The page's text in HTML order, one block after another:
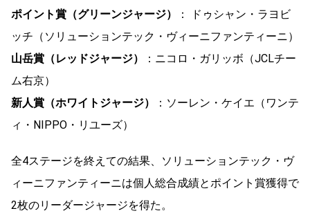
ポイント賞（グリーンジャージ）
： ドゥシャン・ラヨビ
ッチ（ソリューションテック・ヴィーニファンティーニ）
山岳賞（レッドジャージ）
：ニコロ・ガリッボ（JCLチー
ム右京）
新人賞（ホワイトジャージ）
：ソーレン・ケイエ（ワンテ
ィ・NIPPO・リユーズ）
全4ステージを終えての結果、ソリューションテック・ヴ
ィーニファンティーニは個人総合成績とポイント賞獲得で
2枚のリーダージャージを得た。